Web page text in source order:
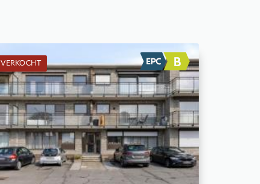
VERKOCHT
Verkocht: Appartement
2
-
1
84 m²